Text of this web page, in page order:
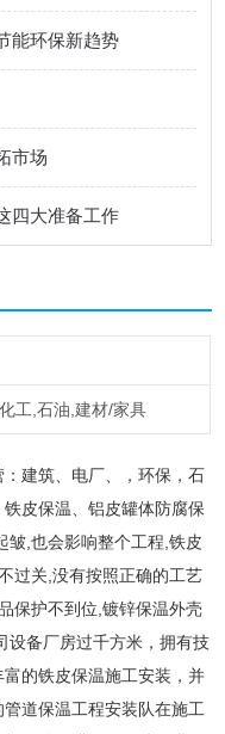
能环保新趋势
市场
四大准备工作
工,石油,建材/家具
：建筑、电厂、，环保，石
皮保温、铝皮罐体防腐保
皱,也会影响整个工程,铁皮
过关,没有按照正确的工艺
保护不到位,镀锌保温外壳
设备厂房过千方米，拥有技
的铁皮保温施工安装，并
道保温工程安装队在施工